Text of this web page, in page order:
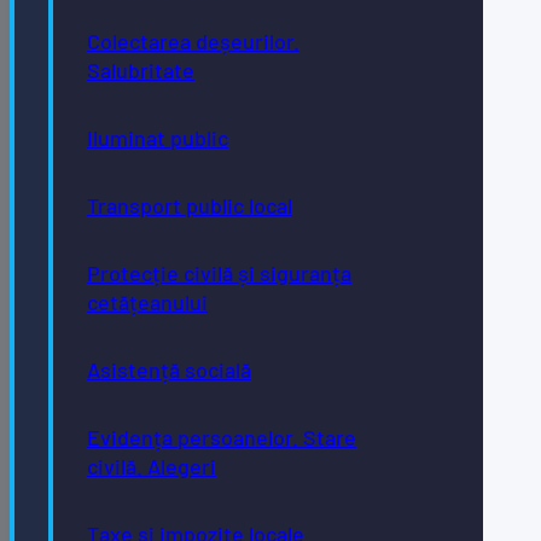
Colectarea deșeurilor.
Salubritate
Iluminat public
Transport public local
Protecție civilă și siguranța
cetățeanului
Asistență socială
Evidența persoanelor. Stare
civilă. Alegeri
Taxe și impozite locale
0263-224706; 0263-223923; 0263-224508